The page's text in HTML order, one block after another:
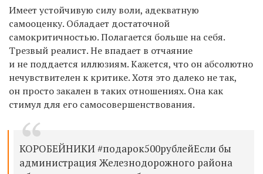
Имеет устойчивую силу воли, адекватную
самооценку. Обладает достаточной
самокритичностью. Полагается больше на себя.
Трезвый реалист. Не впадает в отчаяние
и не поддается иллюзиям. Кажется, что он абсолютно
нечувствителен к критике. Хотя это далеко не так,
он просто закален в таких отношениях. Она как
стимул для его самосовершенствования.
КОРОБЕЙНИКИ #подарок500рублейЕсли бы
администрация Железнодорожного района